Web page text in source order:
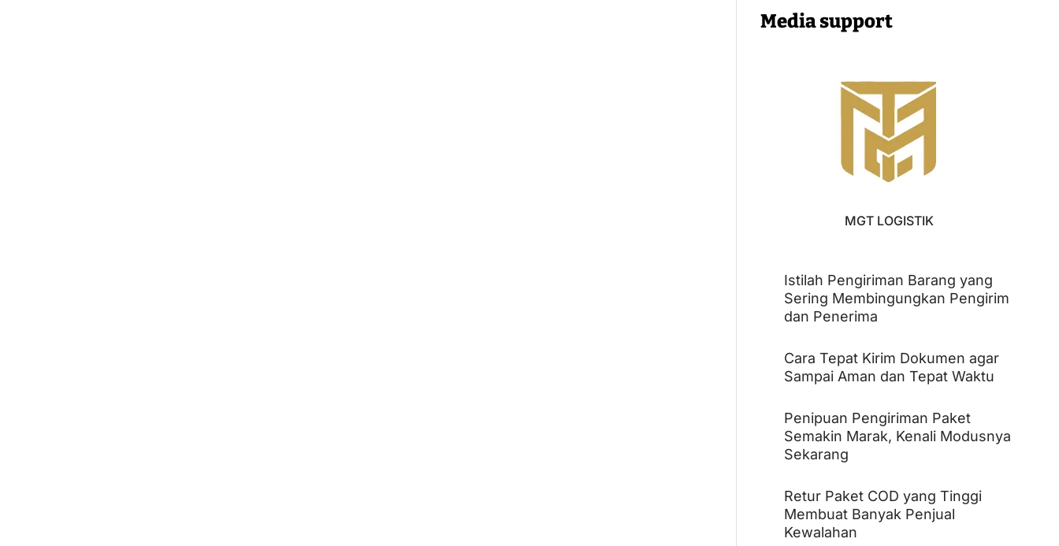
Media support
MGT LOGISTIK
Istilah Pengiriman Barang yang
Sering Membingungkan Pengirim
dan Penerima
Cara Tepat Kirim Dokumen agar
Sampai Aman dan Tepat Waktu
Penipuan Pengiriman Paket
Semakin Marak, Kenali Modusnya
Sekarang
Retur Paket COD yang Tinggi
Membuat Banyak Penjual
Kewalahan